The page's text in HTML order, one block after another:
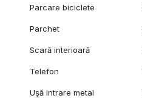
Parcare biciclete
Parchet
Scară interioară
Telefon
Ușă intrare metal